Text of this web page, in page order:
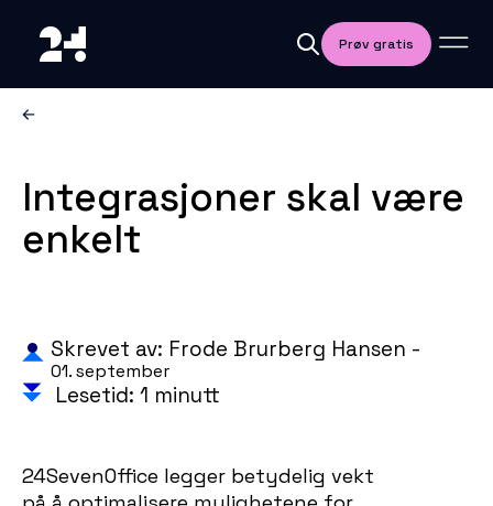
Prøv gratis
Integrasjoner skal være
enkelt
Skrevet av: Frode Brurberg Hansen -
01. september
Lesetid: 1 minutt
24SevenOffice legger betydelig vekt